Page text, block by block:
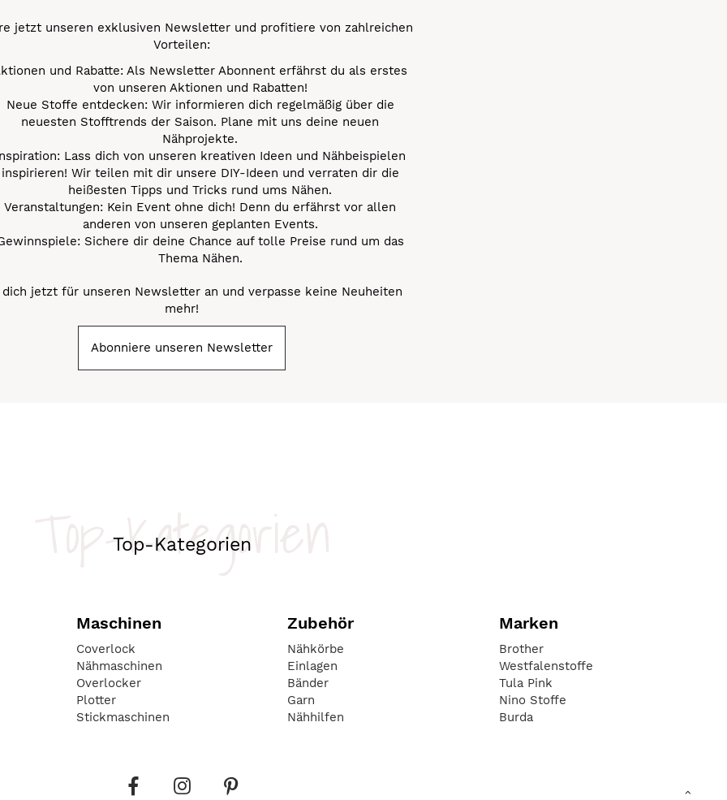
jetzt unseren exklusiven Newsletter und profitiere von zahlreichen
Vorteilen:
und Rabatte: Als Newsletter Abonnent erfährst du als erstes
von unseren Aktionen und Rabatten!
Neue Stoffe entdecken: Wir informieren dich regelmäßig über die
neuesten Stofftrends der Saison. Plane mit uns deine neuen
Nähprojekte.
Lass dich von unseren kreativen Ideen und Nähbeispielen
inspirieren! Wir teilen mit dir unsere DIY-Ideen und verraten dir die
heißesten Tipps und Tricks rund ums Nähen.
Veranstaltungen: Kein Event ohne dich! Denn du erfährst vor allen
anderen von unseren geplanten Events.
Sichere dir deine Chance auf tolle Preise rund um das
Thema Nähen.
dich jetzt für unseren Newsletter an und verpasse keine Neuheiten
mehr!
Abonniere unseren Newsletter
Top-Kategorien
Top-Kategorien
Maschinen
Coverlock
Nähmaschinen
Overlocker
Plotter
Stickmaschinen
Zubehör
Nähkörbe
Einlagen
Bänder
Garn
Nähhilfen
Marken
Brother
Westfalenstoffe
Tula Pink
Nino Stoffe
Burda